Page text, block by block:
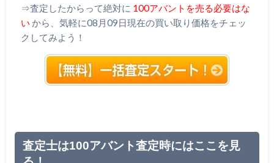
⇒査定したからって絶対に 100アバントを売る必要はな
い から、気軽に08月09日現在の買い取り価格をチェッ
クしてみよう！
査定士は100アバント査定時にはここを見